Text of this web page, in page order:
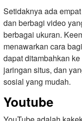
Setidaknya ada
dan berbagi video
berbagai ukuran.
menawarkan cara
dapat ditambahkan
jaringan situs, dan
sosial yang mudah.
Youtube